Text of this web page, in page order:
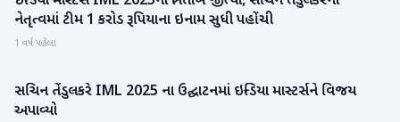
નેતૃત્વમાં ટીમ 1 કરોડ રૂપિયાના ઇનામ સુધી પહોંચી
1 વર્ષ પહેલા
રમતગમત
સચિન તેંડુલકરે IML 2025 ના ઉદ્ઘાટનમાં ઇન્ડિયા માસ્ટર્સને વિજય
અપાવ્યો